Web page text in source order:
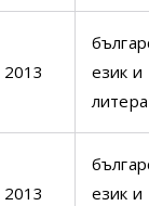
2013
език и
2013
език и